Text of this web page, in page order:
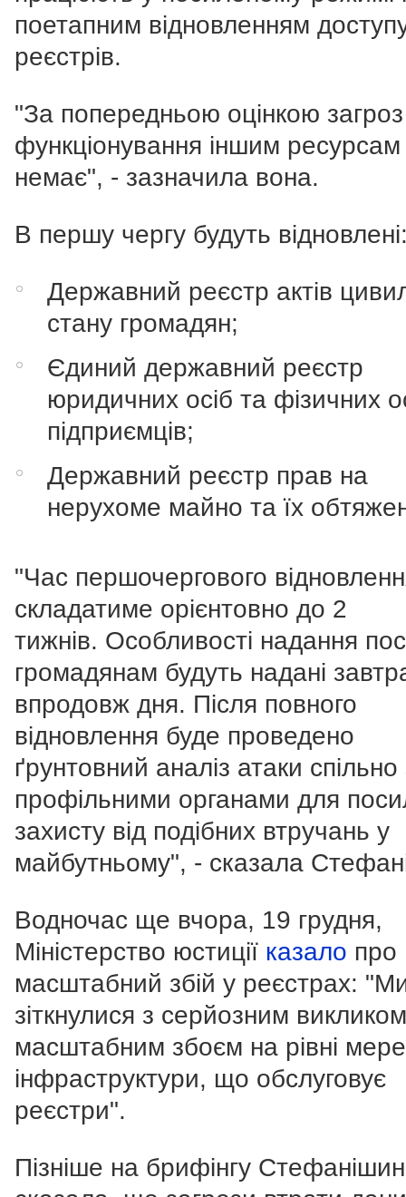
поетапним відновленням
реєстрів.
"За попередньою оцінкою загроз
функціонування іншим
немає", - зазначила вона.
В першу чергу будуть
Державний реєстр актів
стану громадян;
Єдиний державний реєстр
юридичних осіб та фізичних
підприємців;
Державний реєстр прав на
нерухоме майно та їх
"Час першочергового
складатиме орієнтовно до 2
тижнів. Особливості надання
громадянам будуть надані
впродовж дня. Після повного
відновлення буде проведено
ґрунтовний аналіз атаки спільно
профільними органами для
захисту від подібних втручань у
майбутньому", - сказала
Водночас ще вчора, 19 грудня,
Міністерство юстиції казало про
масштабний збій у реєстрах:
зіткнулися з серйозним
масштабним збоєм на рівні
інфраструктури, що обслуговує
реєстри".
Пізніше на брифінгу